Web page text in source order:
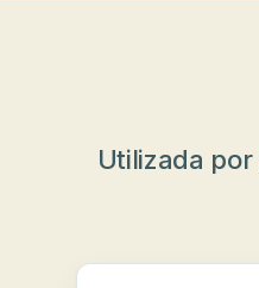
Utilizada por